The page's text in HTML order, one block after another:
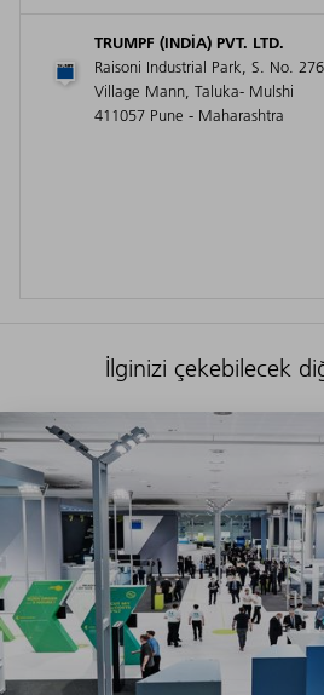
TRUMPF (INDIA) PVT. LTD.
Raisoni Industrial Park, S. No.
Village Mann, Taluka- Mulshi
411057 Pune - Maharashtra
İlginizi çekebilecek